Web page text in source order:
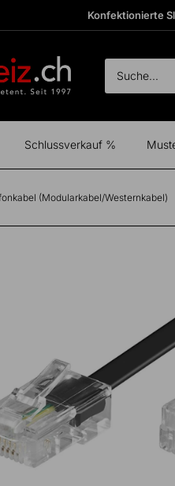
Konfektionierte
Schlussverkauf %
(Modularkabel/Westernkabel)